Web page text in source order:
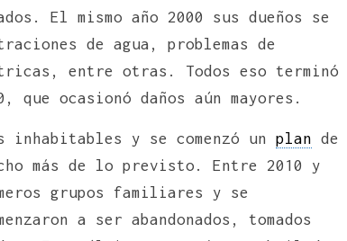
El mismo año 2000 sus dueños se
de agua, problemas de
entre otras. Todos eso terminó
ocasionó daños aún mayores.
y se comenzó un plan de
más de lo previsto. Entre 2010 y
grupos familiares y se
a ser abandonados, tomados